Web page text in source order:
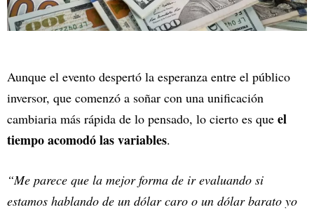
Aunque el evento despertó la esperanza entre el público
inversor, que comenzó a soñar con una unificación
cambiaria más rápida de lo pensado, lo cierto es que el
tiempo acomodó las variables.
“Me parece que la mejor forma de ir evaluando si
estamos hablando de un dólar caro o un dólar barato yo